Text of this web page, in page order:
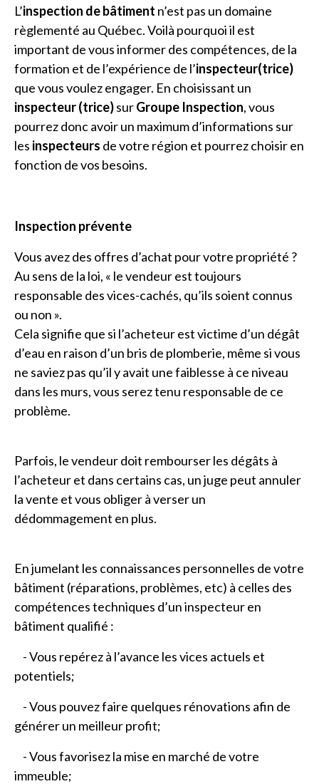
L’inspection de bâtiment n’est pas un domaine
règlementé au Québec. Voilà pourquoi il est
important de vous informer des compétences, de la
formation et de l’expérience de l’inspecteur(trice)
que vous voulez engager. En choisissant un
inspecteur (trice)surGroupe Inspection, vous
pourrez donc avoir un maximum d’informations sur
les inspecteurs de votre région et pourrez choisir en
fonction de vos besoins.
Inspection prévente
Vous avez des offres d’achat pour votre propriété ?
Au sens de la loi, « le vendeur est toujours
responsable des vices-cachés, qu’ils soient connus
ou non ».
Cela signifie que si l’acheteur est victime d’un dégât
d’eau en raison d’un bris de plomberie, même si vous
ne saviez pas qu’il y avait une faiblesse à ce niveau
dans les murs, vous serez tenu responsable de ce
problème.
Parfois, le vendeur doit rembourser les dégâts à
l’acheteur et dans certains cas, un juge peut annuler
la vente et vous obliger à verser un
dédommagement en plus.
En jumelant les connaissances personnelles de votre
bâtiment (réparations, problèmes, etc) à celles des
compétences techniques d’un inspecteur en
bâtiment qualifié :
- Vous repérez à l’avance les vices actuels et
potentiels;
- Vous pouvez faire quelques rénovations afin de
générer un meilleur profit;
- Vous favorisez la mise en marché de votre
immeuble;